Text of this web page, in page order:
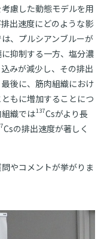
慮した動態モデルを用
出速度にどのような影
、プルシアンブルーが
抑制する一方、塩分濃
みが減少し、その排出
後に、筋肉組織におけ
もに増加することにつ
織では137Csがより長
Csの排出速度が著しく
やコメントが挙がりま